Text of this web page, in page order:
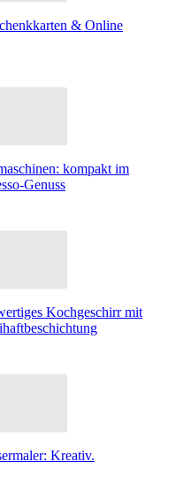
& Online
kompakt im
Genuss
Kochgeschirr mit
Kreativ.